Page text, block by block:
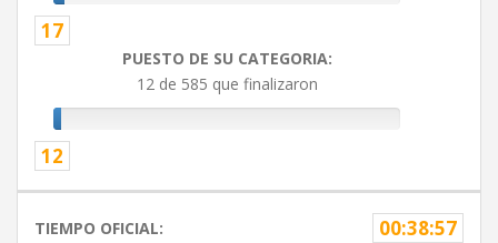
17
PUESTO DE SU CATEGORIA:
12 de 585 que finalizaron
12
TIEMPO OFICIAL: 00:38:57